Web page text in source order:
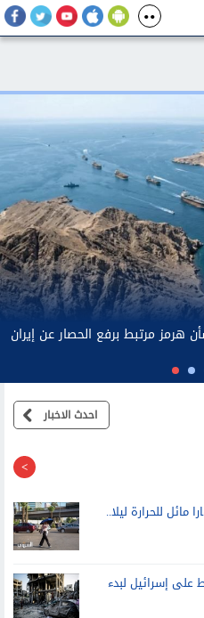
عسكرية ضد مواقع وقدرات الحوثيين
للحرارة ليلا..